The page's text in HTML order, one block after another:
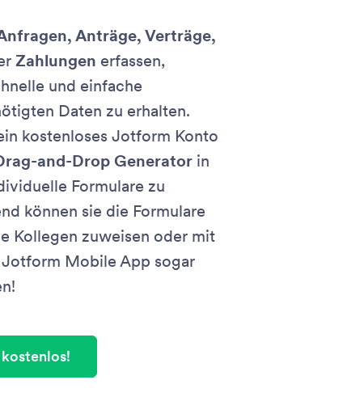
Anträge, Verträge,
Zahlungen erfassen,
und einfache
Daten zu erhalten.
kostenloses Jotform Konto
and-Drop Generator in
Formulare zu
können sie die Formulare
Kollegen zuweisen oder mit
Mobile App sogar